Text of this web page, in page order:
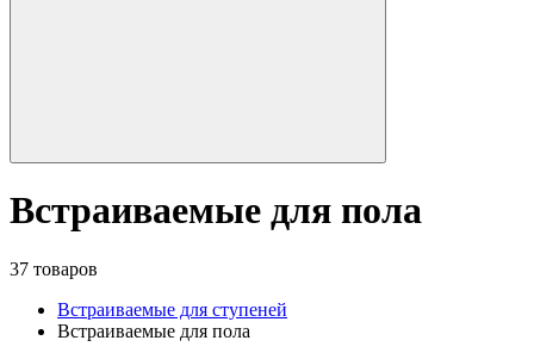
Встраиваемые для пола
37 товаров
Встраиваемые для ступеней
Встраиваемые для пола